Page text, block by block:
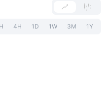
4H 1D 1W 3M 1Y